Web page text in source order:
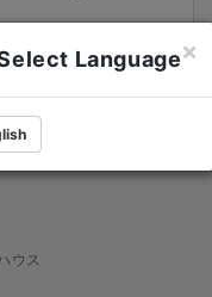
ウス
Language×